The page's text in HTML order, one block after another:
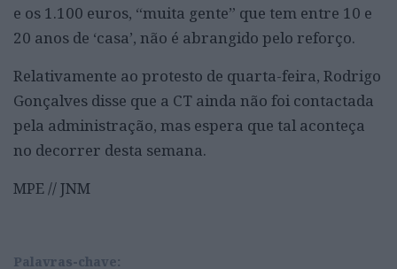
e os 1.100 euros, “muita gente” que tem entre 10 e
20 anos de ‘casa’, não é abrangido pelo reforço.
Relativamente ao protesto de quarta-feira, Rodrigo
Gonçalves disse que a CT ainda não foi contactada
pela administração, mas espera que tal aconteça
no decorrer desta semana.
MPE // JNM
Palavras-chave: